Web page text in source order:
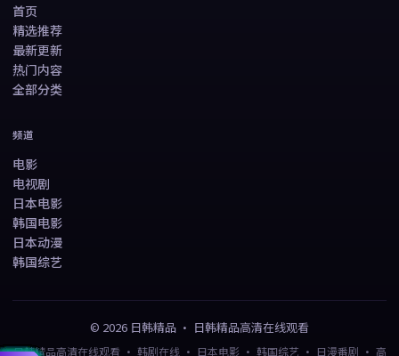
首页
精选推荐
最新更新
热门内容
全部分类
频道
电影
电视剧
日本电影
韩国电影
日本动漫
韩国综艺
© 2026 日韩精品 · 日韩精品高清在线观看
日韩精品高清在线观看 · 韩剧在线 · 日本电影 · 韩国综艺 · 日漫番剧 · 高